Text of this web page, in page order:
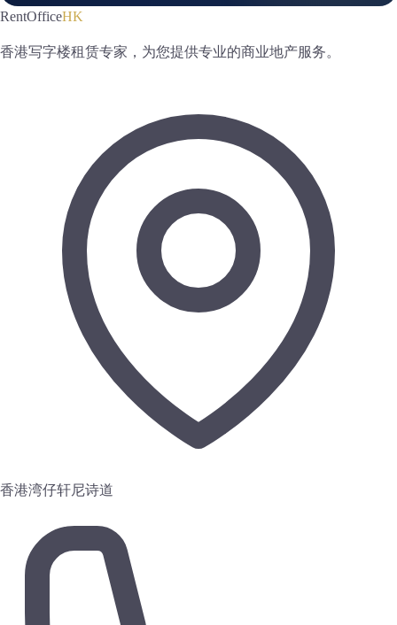
RentOfficeHK
香港写字楼租赁专家，为您提供专业的商业地产服务。
香港湾仔轩尼诗道